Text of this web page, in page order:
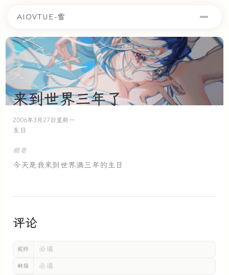
AIOVTUE-雪
来到世界三年了
2006年3月27日星期一
生日
概要
今天是我来到世界满三年的生日
评论
昵称
邮箱